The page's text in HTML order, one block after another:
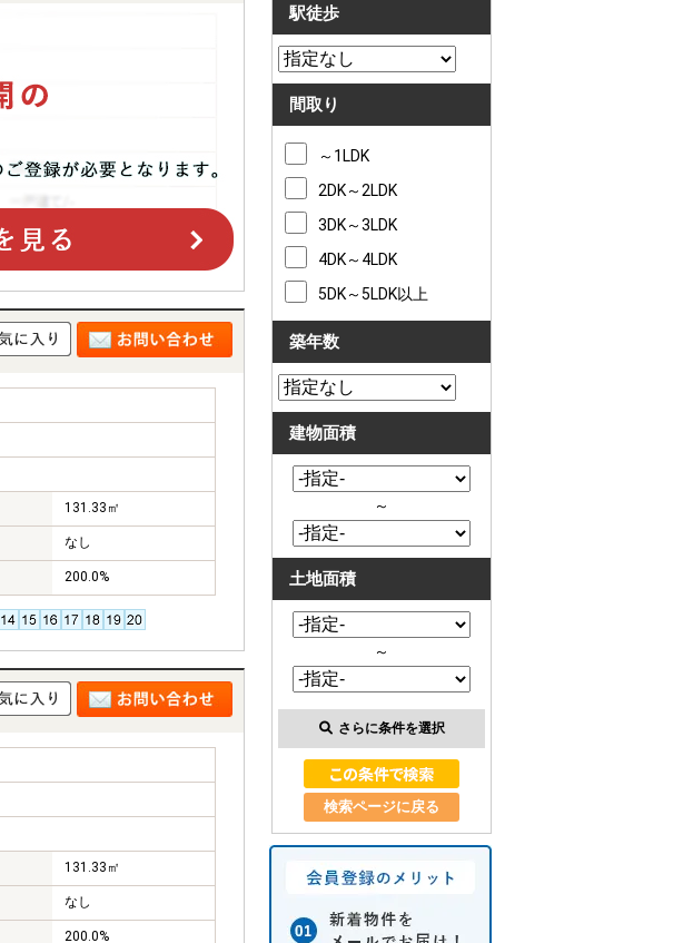
131.33㎡
なし
200.0%
131.33㎡
なし
200.0%
駅徒歩
間取り
～1LDK
2DK～2LDK
3DK～3LDK
4DK～4LDK
5DK～5LDK以上
築年数
建物面積
～
土地面積
～
さらに条件を選択
検索ページに戻る